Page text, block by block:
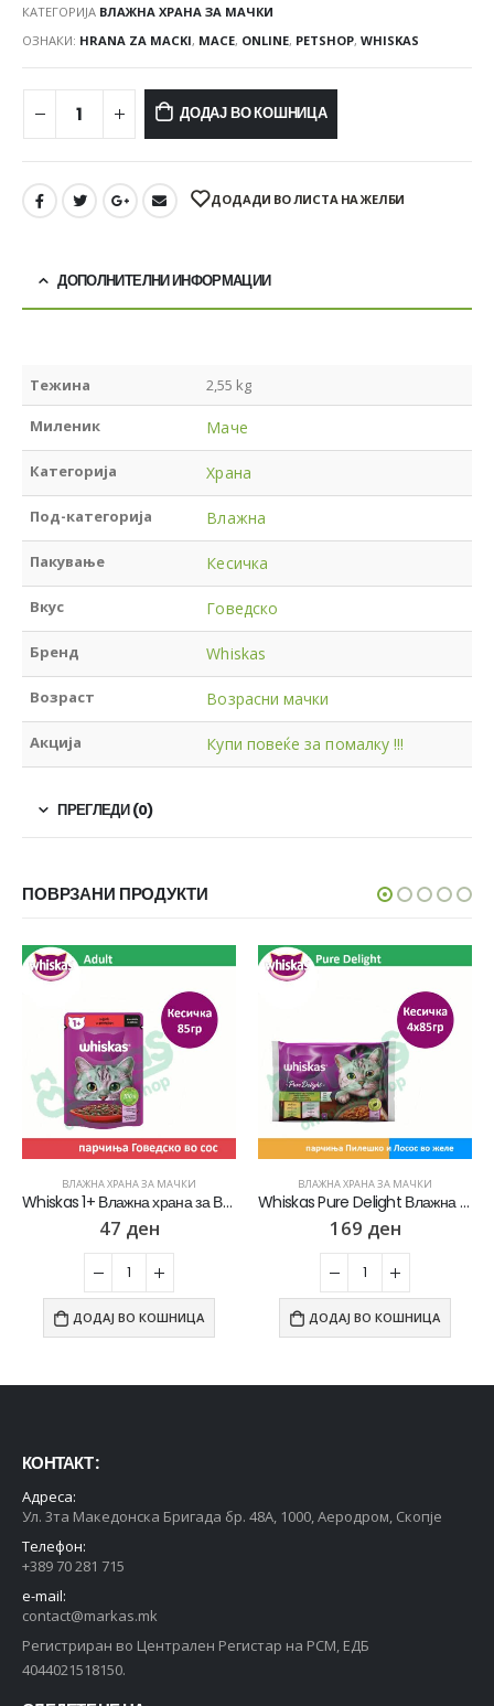
КАТЕГОРИЈА ВЛАЖНА ХРАНА ЗА МАЧКИ
ОЗНАКИ: HRANA ZA MACKI, MACE, ONLINE, PETSHOP, WHISKAS
ДОДАЈ ВО КОШНИЦА
ДОДАДИ ВО ЛИСТА НА ЖЕЛБИ
ДОПОЛНИТЕЛНИ ИНФОРМАЦИИ
Тежина 2,55 kg
Миленик Маче
Категорија Храна
Под-категорија Влажна
Пакување Кесичка
Вкус Говедско
Бренд Whiskas
Возраст Возрасни мачки
Акција Купи повеќе за помалку !!!
ПРЕГЛЕДИ (0)
ПОВРЗАНИ ПРОДУКТИ
ВЛАЖНА ХРАНА ЗА МАЧКИ
Whiskas 1+ Влажна храна за Возрасни мачки со Парчиња Говедско во сос [Кесичка 85гр]
47 ден
ДОДАЈ ВО КОШНИЦА
ВЛАЖНА ХРАНА ЗА МАЧКИ
Whiskas Pure Delight Влажна храна за Возрасни мачки со Парчиња Пилешко и Лосос во желе [Кесичка 4×85гр]
169 ден
ДОДАЈ ВО КОШНИЦА
КОНТАКТ :
Адреса:
Ул. 3та Македонска Бригада бр. 48А, 1000, Аеродром, Скопје
Телефон:
+389 70 281 715
e-mail:
contact@markas.mk
Регистриран во Централен Регистар на РСМ, ЕДБ
4044021518150.